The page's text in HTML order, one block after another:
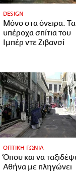
DESIGN
Μόνο στα όνειρα: Τα
υπέροχα σπίτια του
Ιμπέρ ντε Ζιβανσί
ΟΠΤΙΚΗ ΓΩΝΙΑ
Όπου και να
Αθήνα με πληγώνει